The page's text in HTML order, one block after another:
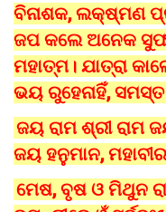
ବିନାଶକ, ଲକ୍ଷ୍ମଣ
ଜପ କଲେ ଅନେକ
ମହାତ୍ମ। ଯାତ୍ରା
ଭୟ ରୁହେନାହିଁ, ସମସ୍ତ
ଜୟ ରାମ ଶ୍ରୀ ରାମ
ଜୟ ହନୁମାନ,
ମେଷ, ବୃଷ ଓ ମିଥୁନ